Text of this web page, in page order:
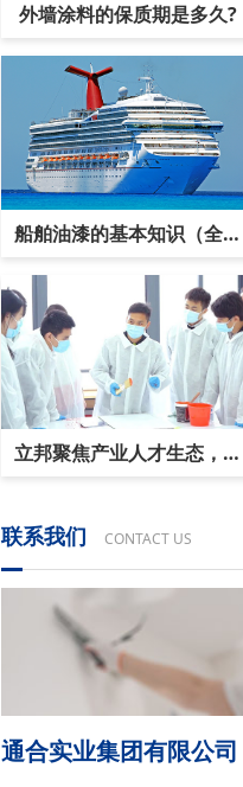
外墙涂料的保质期是多久?
船舶油漆的基本知识（全面
解答）
立邦聚焦产业人才生态，助
联系我们 CONTACT US
通合实业集团有限公司